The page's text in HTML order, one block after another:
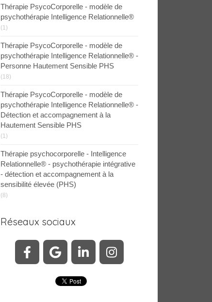
Thérapie PsycoCorporelle - modèle de
psychothérapie Intelligence Relationnelle®
(1)
Thérapie PsycoCorporelle - modèle de
psychothérapie Intelligence Relationnelle® -
Personne Hautement Sensible PHS
(18)
Thérapie PsycoCorporelle - modèle de
psychothérapie Intelligence Relationnelle® -
Détection et accompagnement à la
Hautement Sensible PHS
(1)
Thérapie psychocorporelle - Intelligence
Relationnelle® - psychothérapie intégrative
- détection et accompagnement à la
sensibilité élevée (PHS)
(8)
Réseaux sociaux